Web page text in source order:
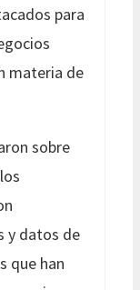
para
materia de
sobre
y datos de
que han